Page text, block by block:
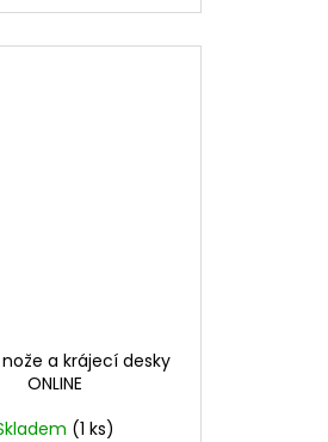
a krájecí desky
ONLINE
(1 ks)